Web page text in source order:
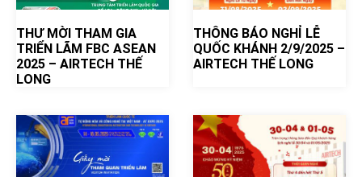
THƯ MỜI THAM GIA
TRIỂN LÃM FBC ASEAN
2025 – AIRTECH THẾ
LONG
THÔNG BÁO NGHỈ LỄ
QUỐC KHÁNH 2/9/2025 –
AIRTECH THẾ LONG